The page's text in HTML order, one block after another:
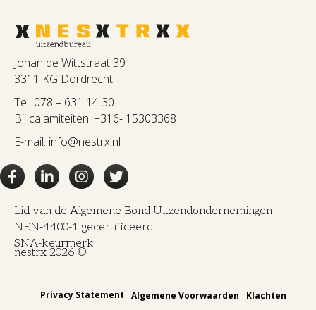
Johan de Wittstraat 39
3311 KG Dordrecht
Tel: 078 – 631 14 30
Bij calamiteiten: +316- 15303368
E-mail: info@nestrx.nl
Lid van de Algemene Bond Uitzendondernemingen
NEN-4400-1 gecertificeerd
SNA-keurmerk
nestrx 2026 ©
Privacy Statement Algemene Voorwaarden Klachten